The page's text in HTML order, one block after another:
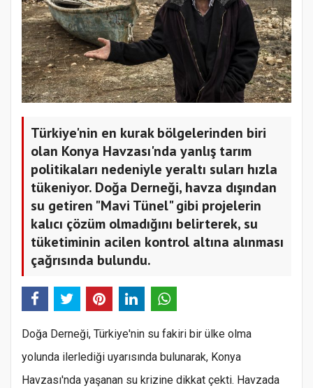
Türkiye'nin en kurak bölgelerinden biri
olan Konya Havzası'nda yanlış tarım
politikaları nedeniyle yeraltı suları hızla
tükeniyor. Doğa Derneği, havza dışından
su getiren "Mavi Tünel" gibi projelerin
kalıcı çözüm olmadığını belirterek, su
tüketiminin acilen kontrol altına alınması
çağrısında bulundu.
Doğa Derneği, Türkiye'nin su fakiri bir ülke olma
yolunda ilerlediği uyarısında bulunarak, Konya
Havzası'nda yaşanan su krizine dikkat çekti. Havzada